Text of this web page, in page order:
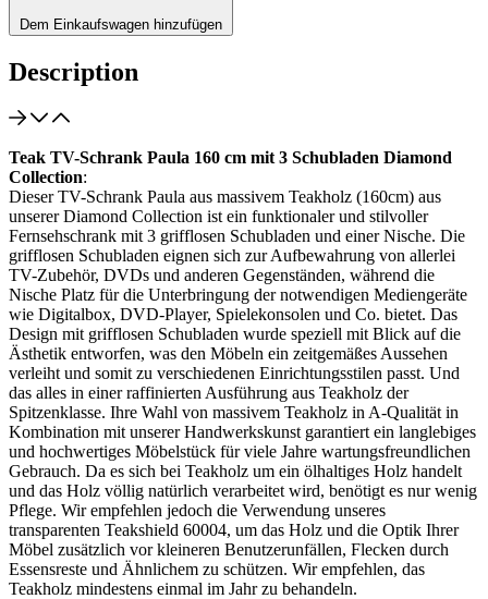
Dem Einkaufswagen hinzufügen
Description
Teak TV-Schrank Paula 160 cm mit 3 Schubladen Diamond
Collection:
Dieser TV-Schrank Paula aus massivem Teakholz (160cm) aus
unserer Diamond Collection ist ein funktionaler und stilvoller
Fernsehschrank mit 3 grifflosen Schubladen und einer Nische. Die
grifflosen Schubladen eignen sich zur Aufbewahrung von allerlei
TV-Zubehör, DVDs und anderen Gegenständen, während die
Nische Platz für die Unterbringung der notwendigen Mediengeräte
wie Digitalbox, DVD-Player, Spielekonsolen und Co. bietet. Das
Design mit grifflosen Schubladen wurde speziell mit Blick auf die
Ästhetik entworfen, was den Möbeln ein zeitgemäßes Aussehen
verleiht und somit zu verschiedenen Einrichtungsstilen passt. Und
das alles in einer raffinierten Ausführung aus Teakholz der
Spitzenklasse. Ihre Wahl von massivem Teakholz in A-Qualität in
Kombination mit unserer Handwerkskunst garantiert ein langlebiges
und hochwertiges Möbelstück für viele Jahre wartungsfreundlichen
Gebrauch. Da es sich bei Teakholz um ein ölhaltiges Holz handelt
und das Holz völlig natürlich verarbeitet wird, benötigt es nur wenig
Pflege. Wir empfehlen jedoch die Verwendung unseres
transparenten Teakshield 60004, um das Holz und die Optik Ihrer
Möbel zusätzlich vor kleineren Benutzerunfällen, Flecken durch
Essensreste und Ähnlichem zu schützen. Wir empfehlen, das
Teakholz mindestens einmal im Jahr zu behandeln.